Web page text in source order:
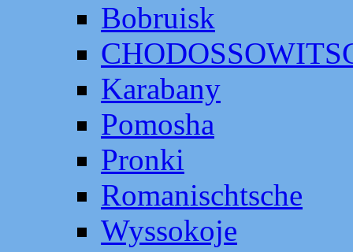
Bobruisk
Karabany
Pomosha
Pronki
Romanischtsche
Wyssokoje